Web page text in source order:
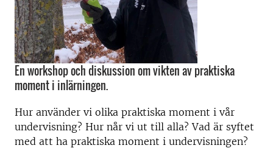
En workshop och diskussion om vikten av praktiska
moment i inlärningen.
Hur använder vi olika praktiska moment i vår
undervisning? Hur når vi ut till alla? Vad är syftet
med att ha praktiska moment i undervisningen?